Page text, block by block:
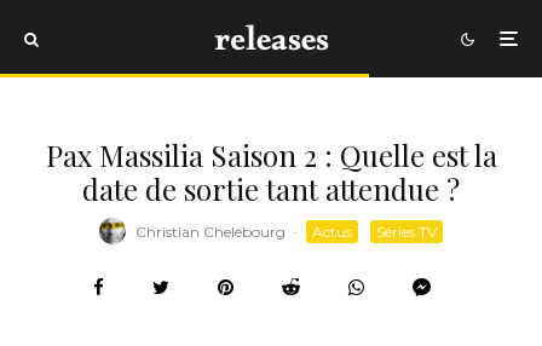
Pax Massilia Saison 2 : Quelle est la
date de sortie tant attendue ?
Christian Chelebourg · Actus Séries TV